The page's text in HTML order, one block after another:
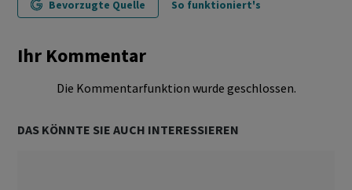
Bevorzugte Quelle So funktioniert's
Ihr Kommentar
Die Kommentarfunktion wurde geschlossen.
DAS KÖNNTE SIE AUCH INTERESSIEREN